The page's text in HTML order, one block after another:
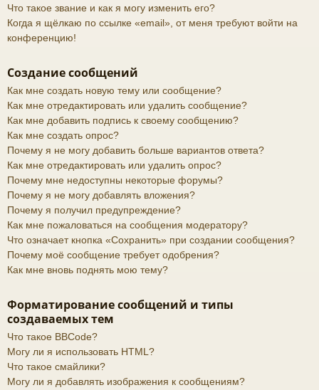
Что такое звание и как я могу изменить его?
Когда я щёлкаю по ссылке «email», от меня требуют войти на
конференцию!
Создание сообщений
Как мне создать новую тему или сообщение?
Как мне отредактировать или удалить сообщение?
Как мне добавить подпись к своему сообщению?
Как мне создать опрос?
Почему я не могу добавить больше вариантов ответа?
Как мне отредактировать или удалить опрос?
Почему мне недоступны некоторые форумы?
Почему я не могу добавлять вложения?
Почему я получил предупреждение?
Как мне пожаловаться на сообщения модератору?
Что означает кнопка «Сохранить» при создании сообщения?
Почему моё сообщение требует одобрения?
Как мне вновь поднять мою тему?
Форматирование сообщений и типы
создаваемых тем
Что такое BBCode?
Могу ли я использовать HTML?
Что такое смайлики?
Могу ли я добавлять изображения к сообщениям?